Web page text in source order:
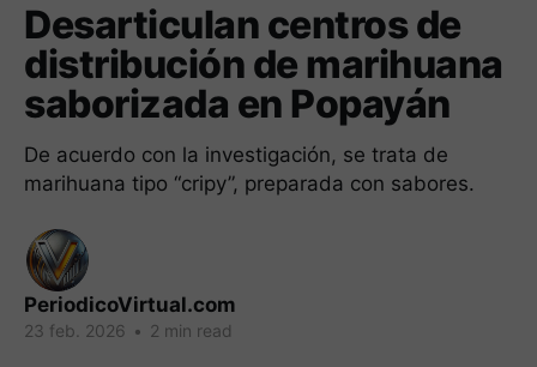
Desarticulan centros de
distribución de marihuana
saborizada en Popayán
De acuerdo con la investigación, se trata de
marihuana tipo “cripy”, preparada con sabores.
PeriodicoVirtual.com
23 feb. 2026 • 2 min read